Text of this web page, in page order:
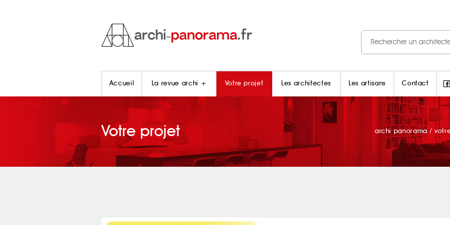
Accueil La revue archi + Votre projet Les architectes Les artisans Contact
Votre projet archi panorama /